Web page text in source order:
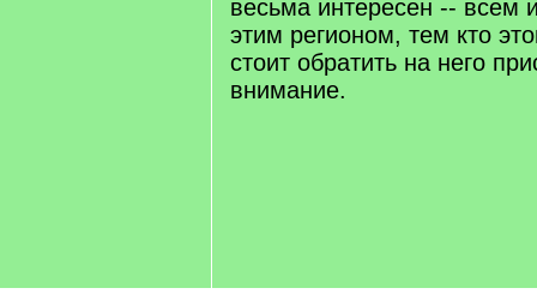
весьма интересен -- всем
этим регионом, тем кто
стоит обратить на него
внимание.